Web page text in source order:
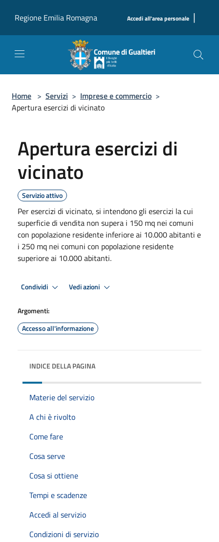
Regione Emilia Romagna
Accedi all'area personale |
Home > Servizi > Imprese e commercio >
Apertura esercizi di vicinato
Apertura esercizi di
vicinato
Servizio attivo
Per esercizi di vicinato, si intendono gli esercizi la cui
superficie di vendita non supera i 150 mq nei comuni
con popolazione residente inferiore ai 10.000 abitanti e
i 250 mq nei comuni con popolazione residente
superiore ai 10.000 abitanti.
Condividi Vedi azioni
Argomenti:
Accesso all'informazione
INDICE DELLA PAGINA
Materie del servizio
A chi è rivolto
Come fare
Cosa serve
Cosa si ottiene
Tempi e scadenze
Accedi al servizio
Condizioni di servizio